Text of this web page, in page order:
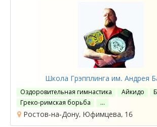
Школа Грэпплинга им. Андрея
Оздоровительная гимнастика Айкидо
Греко-римская борьба
…
Ростов-на-Дону, Юфимцева, 16